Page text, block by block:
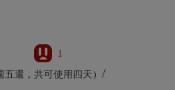
1
五還，共可使用四天） /